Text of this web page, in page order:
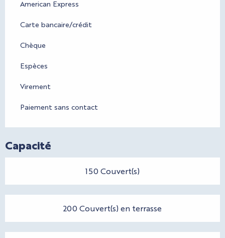
American Express
Carte bancaire/crédit
Chèque
Espèces
Virement
Paiement sans contact
Capacité
150 Couvert(s)
200 Couvert(s) en terrasse